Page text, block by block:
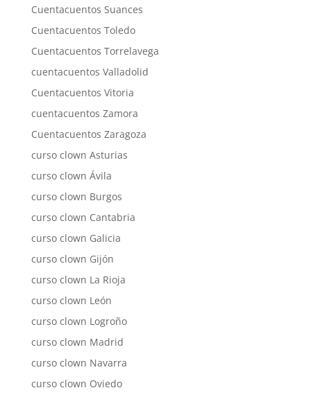
Cuentacuentos Suances
Cuentacuentos Toledo
Cuentacuentos Torrelavega
cuentacuentos Valladolid
Cuentacuentos Vitoria
cuentacuentos Zamora
Cuentacuentos Zaragoza
curso clown Asturias
curso clown Ávila
curso clown Burgos
curso clown Cantabria
curso clown Galicia
curso clown Gijón
curso clown La Rioja
curso clown León
curso clown Logroño
curso clown Madrid
curso clown Navarra
curso clown Oviedo